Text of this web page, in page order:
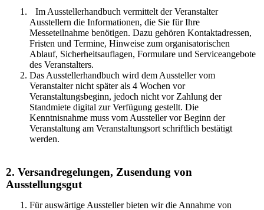
Im Ausstellerhandbuch vermittelt der Veranstalter
Ausstellern die Informationen, die Sie für Ihre
Messeteilnahme benötigen. Dazu gehören Kontaktadressen,
Fristen und Termine, Hinweise zum organisatorischen
Ablauf, Sicherheitsauflagen, Formulare und Serviceangebote
des Veranstalters.
Das Ausstellerhandbuch wird dem Aussteller vom
Veranstalter nicht später als 4 Wochen vor
Veranstaltungsbeginn, jedoch nicht vor Zahlung der
Standmiete digital zur Verfügung gestellt. Die
Kenntnisnahme muss vom Aussteller vor Beginn der
Veranstaltung am Veranstaltungsort schriftlich bestätigt
werden.
2. Versandregelungen, Zusendung von
Ausstellungsgut
Für auswärtige Aussteller bieten wir die Annahme von